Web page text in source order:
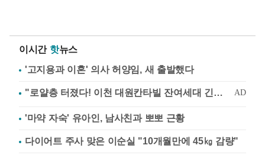
이시간 핫뉴스
'고지용과 이혼' 의사 허양임, 새 출발했다
'마약 자숙' 유아인, 남사친과 뽀뽀 근황
다이어트 주사 맞은 이순실 "10개월만에 45㎏ 감량"